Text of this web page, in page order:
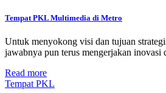
Tempat PKL Multimedia di Metro
Untuk menyokong visi dan tujuan
jawabnya pun terus mengerjakan
Read more
Tempat PKL